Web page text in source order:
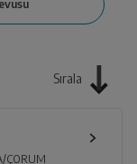
Sırala
ÇORUM